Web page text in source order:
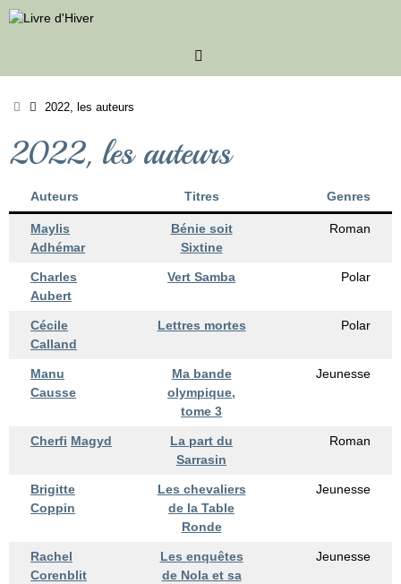
Passer
au
Accueil2022, les auteurs
2022, les auteurs
Auteurs Titres Genres
Maylis
Adhémar
Bénie soit
Sixtine
Roman
Charles
Aubert
Vert Samba Polar
Cécile
Calland
Lettres mortes Polar
Manu
Causse
Ma bande
olympique,
tome 3
Jeunesse
Cherfi Magyd
La part du
Sarrasin
Roman
Brigitte
Coppin
Les chevaliers
de la Table
Ronde
Jeunesse
Rachel
Corenblit
Les enquêtes
de Nola et sa
Jeunesse